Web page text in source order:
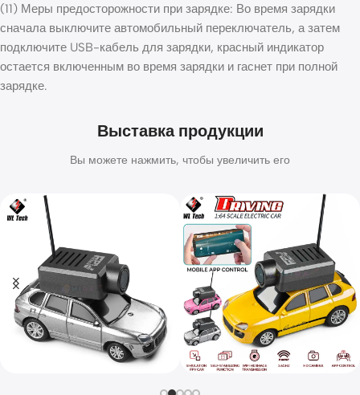
(11) Меры предосторожности при зарядке: Во время зарядки
сначала выключите автомобильный переключатель, а затем
подключите USB-кабель для зарядки, красный индикатор
остается включенным во время зарядки и гаснет при полной
зарядке.
Выставка продукции
Вы можете нажмить, чтобы увеличить его